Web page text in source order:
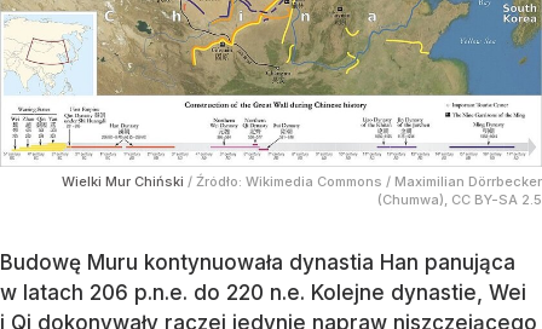
Wielki Mur Chiński / Źródło: Wikimedia Commons / Maximilian Dörrbecker
(Chumwa), CC BY-SA 2.5
Budowę Muru kontynuowała dynastia Han panująca
w latach 206 p.n.e. do 220 n.e. Kolejne dynastie, Wei
i Qi dokonywały raczej jedynie napraw niszczejącego